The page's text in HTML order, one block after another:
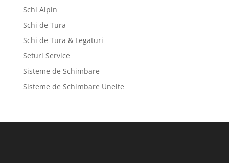
Schi Alpin
Schi de Tura
Schi de Tura & Legaturi
Seturi Service
Sisteme de Schimbare
Sisteme de Schimbare Unelte